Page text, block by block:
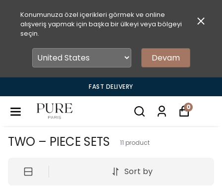
Konumunuza özel içerikleri görmek ve online
alışveriş yapmak için başka bir ülkeyi veya bölgeyi
seçin.
Devam
FAST DELIVERY
0
TWO – PIECE SETS 11 product
Sort by